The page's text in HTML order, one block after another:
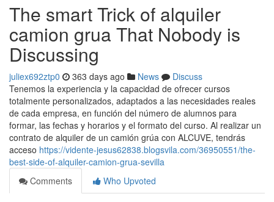
The smart Trick of alquiler
camion grua That Nobody is
Discussing
juliex692ztp0 363 days ago News
Discuss
Tenemos la experiencia y la capacidad de ofrecer cursos
totalmente personalizados, adaptados a las necesidades reales
de cada empresa, en función del número de alumnos para
formar, las fechas y horarios y el formato del curso. Al realizar un
contrato de alquiler de un camión grúa con ALCUVE, tendrás
acceso https://vidente-jesus62838.blogsvila.com/36950551/the-
best-side-of-alquiler-camion-grua-sevilla
Comments
Who Upvoted